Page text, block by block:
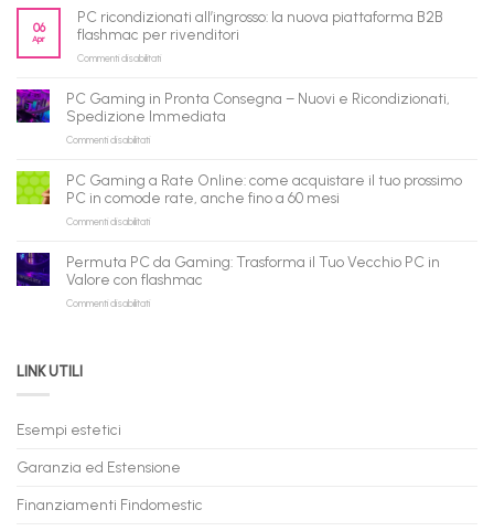
pronto
per
gli
AI:
il
tuo
assistente
può
fare
qui
06
Apr
PC ricondizionati all’ingrosso: la nuova piattaforma B2B
flashmac per rivenditori
Commenti disabilitatisu
ricondizionati
all’ingrosso:
la
B2B
per
PC Gaming in Pronta Consegna – Nuovi e Ricondizionati,
Spedizione Immediata
Commenti disabilitatisu
Gaming
in
Pronta
Consegna
Nuovi
Ricondizionati,
Spedizione
PC Gaming a Rate Online: come acquistare il tuo prossimo
PC in comode rate, anche fino a 60 mesi
Commenti disabilitatisu
Gaming
Rate
Online:
anche
a
Permuta PC da Gaming: Trasforma il Tuo Vecchio PC in
Valore con flashmac
Commenti disabilitatisu
in
con
LINK UTILI
Esempi estetici
Garanzia ed Estensione
Finanziamenti Findomestic